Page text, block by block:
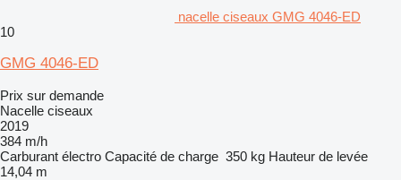
nacelle ciseaux GMG 4046-ED
10
GMG 4046-ED
Prix sur demande
Nacelle ciseaux
2019
384 m/h
Carburant électro Capacité de charge 350 kg Hauteur de levée
14,04 m